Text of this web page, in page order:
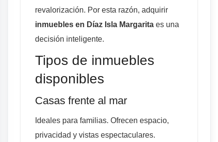
revalorización. Por esta razón, adquirir
inmuebles en Díaz Isla Margarita es una
decisión inteligente.
Tipos de inmuebles
disponibles
Casas frente al mar
Ideales para familias. Ofrecen espacio,
privacidad y vistas espectaculares.